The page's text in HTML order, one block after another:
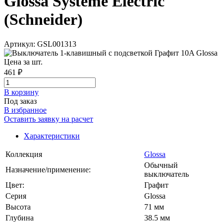
(Schneider)
Артикул: GSL001313
Цена за шт.
461 ₽
В корзинy
Под заказ
В избранное
Оставить заявку на расчет
Характеристики
Коллекция
Glossa
Назначение/применение:
Обычный
выключатель
Цвет:
Графит
Серия
Glossa
Высота
71 мм
Глубина
38.5 мм